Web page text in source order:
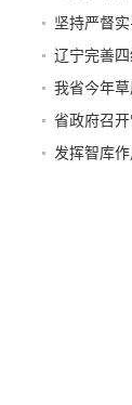
坚持严督
辽宁完善
我省今年
省政府召
发挥智库